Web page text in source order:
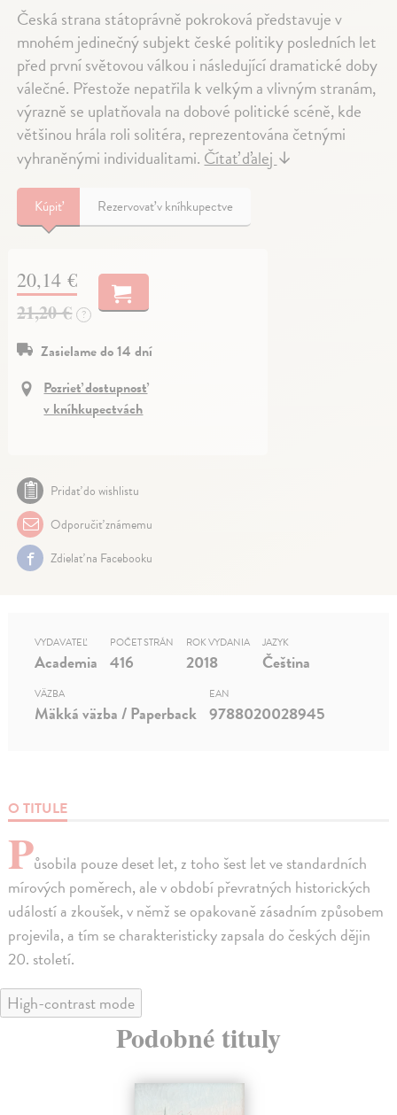
Česká strana státoprávně pokroková představuje v
mnohém jedinečný subjekt české politiky posledních let
před první světovou válkou i následující dramatické doby
válečné. Přestože nepatřila k velkým a vlivným stranám,
výrazně se uplatňovala na dobové politické scéně, kde
většinou hrála roli solitéra, reprezentována četnými
vyhraněnými individualitami.Čítať ďalej↓
Kúpiť Rezervovať v kníhkupectve
20,14 €
21,20 € ?
Zasielame do 14 dní
Pozrieť dostupnosť
v kníhkupectvách
Pridať do wishlistu
Odporučiť známemu
Zdielať na Facebooku
O TITULE
Působila pouze deset let, z toho šest let ve standardních
mírových poměrech, ale v období převratných historických
událostí a zkoušek, v němž se opakovaně zásadním způsobem
projevila, a tím se charakteristicky zapsala do českých dějin
20. století.
VYDAVATEĽ
Academia
POČET STRÁN
416
ROK VYDANIA
2018
JAZYK
Čeština
VÄZBA
Mäkká väzba / Paperback
EAN
9788020028945
High-contrast mode
Podobné tituly